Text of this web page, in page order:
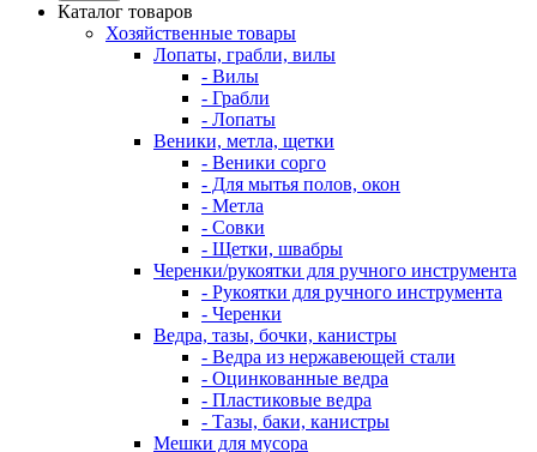
Каталог товаров
Хозяйственные товары
Лопаты, грабли, вилы
- Вилы
- Грабли
- Лопаты
Веники, метла, щетки
- Веники сорго
- Для мытья полов, окон
- Метла
- Совки
- Щетки, швабры
Черенки/рукоятки для ручного инструмента
- Рукоятки для ручного инструмента
- Черенки
Ведра, тазы, бочки, канистры
- Ведра из нержавеющей стали
- Оцинкованные ведра
- Пластиковые ведра
- Тазы, баки, канистры
Мешки для мусора